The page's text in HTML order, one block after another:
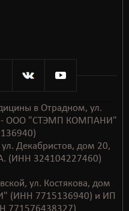
в Отрадном, ул.
- ООО "СТЭМП КОМПАНИ"
Декабристов, дом 20,
(ИНН 324104227460)
ул. Костякова, дом
7715136940) и ИП
771576438327)